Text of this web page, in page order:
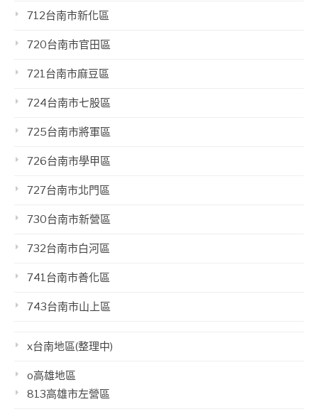
712台南市新化區
720台南市官田區
721台南市麻豆區
724台南市七股區
725台南市將軍區
726台南市學甲區
727台南市北門區
730台南市新營區
732台南市白河區
741台南市善化區
743台南市山上區
x台南地區(整理中)
o高雄地區
813高雄市左營區